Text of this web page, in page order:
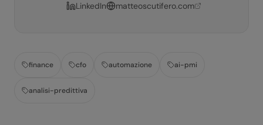
LinkedIn matteoscutifero.com
finance cfo automazione ai-pmi
analisi-predittiva